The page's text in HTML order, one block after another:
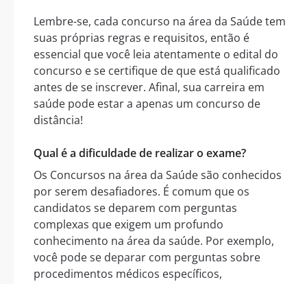
Lembre-se, cada concurso na área da Saúde tem
suas próprias regras e requisitos, então é
essencial que você leia atentamente o edital do
concurso e se certifique de que está qualificado
antes de se inscrever. Afinal, sua carreira em
saúde pode estar a apenas um concurso de
distância!
Qual é a dificuldade de realizar o exame?
Os Concursos na área da Saúde são conhecidos
por serem desafiadores. É comum que os
candidatos se deparem com perguntas
complexas que exigem um profundo
conhecimento na área da saúde. Por exemplo,
você pode se deparar com perguntas sobre
procedimentos médicos específicos,